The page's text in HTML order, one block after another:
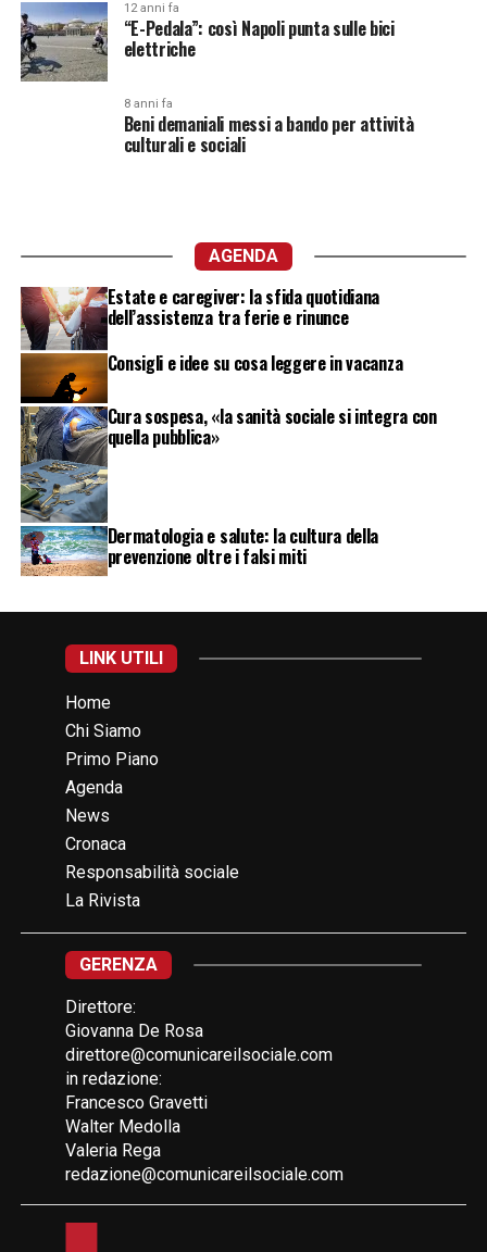
12 anni fa
“E-Pedala”: così Napoli punta sulle bici
elettriche
8 anni fa
Beni demaniali messi a bando per attività
culturali e sociali
AGENDA
Estate e caregiver: la sfida quotidiana
dell’assistenza tra ferie e rinunce
Consigli e idee su cosa leggere in vacanza
Cura sospesa, «la sanità sociale si integra con
quella pubblica»
Dermatologia e salute: la cultura della
prevenzione oltre i falsi miti
LINK UTILI
Home
Chi Siamo
Primo Piano
Agenda
News
Cronaca
Responsabilità sociale
La Rivista
GERENZA
Direttore:
Giovanna De Rosa
direttore@comunicareilsociale.com
in redazione:
Francesco Gravetti
Walter Medolla
Valeria Rega
redazione@comunicareilsociale.com